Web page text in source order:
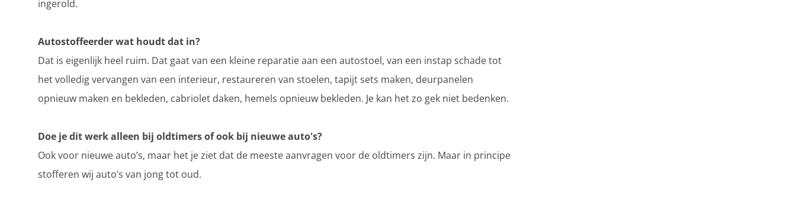
ingerold.
Autostoffeerder wat houdt dat in?
Dat is eigenlijk heel ruim. Dat gaat van een kleine reparatie aan een autostoel, van een instap schade tot
het volledig vervangen van een interieur, restaureren van stoelen, tapijt sets maken, deurpanelen
opnieuw maken en bekleden, cabriolet daken, hemels opnieuw bekleden. Je kan het zo gek niet bedenken.
Doe je dit werk alleen bij oldtimers of ook bij nieuwe auto's?
Ook voor nieuwe auto’s, maar het je ziet dat de meeste aanvragen voor de oldtimers zijn. Maar in principe
stofferen wij auto’s van jong tot oud.